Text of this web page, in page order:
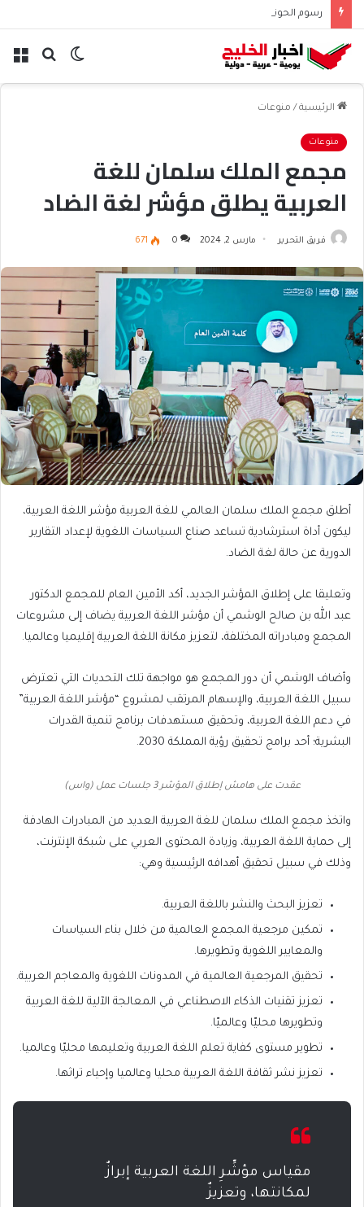
رسوم الحوثيين على باب المندب تعيد حسابات مخاطر الملاحة
بحث الوضع
الرئيسية / منوعات
منوعات
مجمع الملك سلمان للغة
العربية يطلق مؤشر لغة الضاد
فريق التحرير مارس 2, 2024 0
671
أطلق مجمع الملك سلمان العالمي للغة العربية مؤشر اللغة العربية،
ليكون أداة استرشادية تساعد صناع السياسات اللغوية لإعداد التقارير
الدورية عن حالة لغة الضاد.
وتعليقا على إطلاق المؤشر الجديد، أكد الأمين العام للمجمع الدكتور
عبد الله بن صالح الوشمي أن مؤشر اللغة العربية يضاف إلى مشروعات
المجمع ومبادراته المختلفة، لتعزيز مكانة اللغة العربية إقليميا وعالميا.
وأضاف الوشمي أن دور المجمع هو مواجهة تلك التحديات التي تعترض
سبيل اللغة العربية، والإسهام المرتقب لمشروع “مؤشر اللغة العربية”
في دعم اللغة العربية، وتحقيق مستهدفات برنامج تنمية القدرات
البشرية؛ أحد برامج تحقيق رؤية المملكة 2030.
عقدت على هامش إطلاق المؤشر 3 جلسات عمل (واس)
واتخذ مجمع الملك سلمان للغة العربية العديد من المبادرات الهادفة
إلى حماية اللغة العربية، وزيادة المحتوى العربي على شبكة الإنترنت،
وذلك في سبيل تحقيق أهدافه الرئيسية وهي:
تعزيز البحث والنشر باللغة العربية.
تمكين مرجعية المجمع العالمية من خلال بناء السياسات
والمعايير اللغوية وتطويرها.
تحقيق المرجعية العالمية في المدونات اللغوية والمعاجم العربية.
تعزيز تقنيات الذكاء الاصطناعي في المعالجة الآلية للغة العربية
وتطويرها محليّا وعالميّا.
تطوير مستوى كفاية تعلم اللغة العربية وتعليمها محليّا وعالميا.
تعزيز نشر ثقافة اللغة العربية محليا وعالميا وإحياء تراثها.
مقياس مؤشِّرِ اللغة العربية إبرازٌ
لمكانتها، وتعزيزٌ